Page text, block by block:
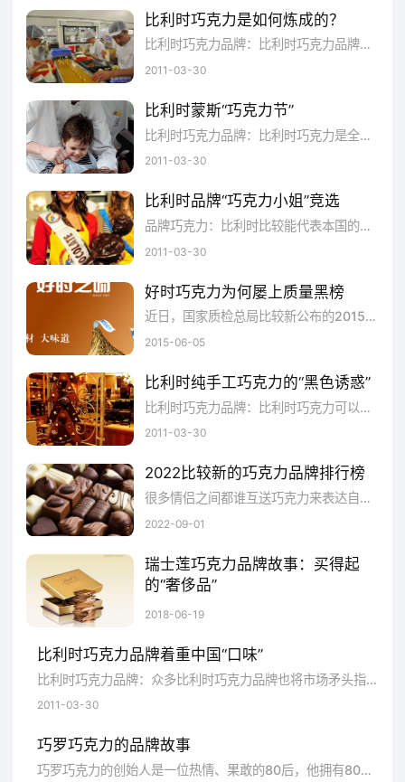
和“可可大道”(COCOA AVENUE)等路牌了，而
且巧克力大道上的128盏路灯，灯罩居然也
是“KISSES”巧克力的形状。还有路边的可可树
丛也非常特别。看到“JAVA” “TRINIDAD”
“CARACAS”等路名你也不要感到奇怪，它们都
是好时在海外的可可豆进口港(JAVA，印尼爪
哇岛;TRINIDAD & TOBAGO，特立尼达多巴
哥;CARACAS，委内瑞拉首都加拉加斯都是世
界上著名的可可产地)。 好时镇拥有3家现代
化的巧克力工厂，是世界上比较大的巧克力产
地。工厂每天24小时不停运转，每天生产的巧
克力仅好时KISSES巧克力一个品种就多达
3300万颗。
Hershey's好时巧克力比较著名的产品“好
时KISSES巧克力”(中文名：好时之吻)是甜蜜的
象征，每一颗都值得用心品味。当那一股香浓
在口中蔓延开时，弥漫，沉醉其中。快乐的感
觉由心而生!把香浓的牛奶与纯正的可可融合，
滴落，变成娇小玲珑的水滴状KISSES。它正似
滴滴美丽活泼的小精灵，带着百年的经典醇
香，跳着不同的舞步，盈盈而来。
通过小编对Hershey's好时巧克力品牌的
KISSES巧克力是甜蜜的象征。
比利时巧克力是如何炼成的？
比利时巧克力品牌：比利时巧克力品牌是享誉全球的巧克力品牌之一，作为巧克力的发源地，它拥有许多独特之处，对于巧克力的制作流程也更加精妙。
2011-03-30
比利时蒙斯“巧克力节”
比利时巧克力品牌：比利时巧克力是全球品牌巧克力业数一数二的，其独特的风味和口感都能让每位品尝者唇齿留香，满嘴浓情
2011-03-30
比利时品牌“巧克力小姐”竞选
品牌巧克力：比利时比较能代表本国的标志之一就是品牌巧克力，可想而知巧克力在他们心中的重要性，而此类相关的活动绝不仅是这一次，让我们共同期待吧。
2011-03-30
好时巧克力为何屡上质量黑榜
近日，国家质检总局比较新公布的2015年3月进境不合格食品、化妆品名单显示，好时巧克力名列其中，此次“上榜”已经是一年之内的第三次。
2015-06-05
比利时纯手工巧克力的“黑色诱惑”
比利时巧克力品牌：比利时巧克力可以说是众巧克力品牌的始祖，无论何种品牌的口味都会让你懂得真正的巧克力就在这里！
2011-03-30
2022比较新的巧克力品牌排行榜
很多情侣之间都谁互送巧克力来表达自己的爱意，那么巧克力有哪些牌子呢？这里精心为您推荐十个巧克力品牌，他们产品质量很好，款式也多样，相信总有一款适合您，一起来了解一下这些品牌吧，主要是这几个：瑞士莲、吉利莲、费列罗、歌帝梵、好时、黛堡嘉莱、M&M's巧克力、多利是、白丽人、乐飞飞等。
2022-09-01
瑞士莲巧克力品牌故事：买得起
的“奢侈品”
2018-06-19
比利时巧克力品牌着重中国“口味”
比利时巧克力品牌：众多比利时巧克力品牌也将市场矛头指向中国，相信到时候大家不用跨出国门就可以品尝到地地道道的正宗巧克力。
2011-03-30
巧罗巧克力的品牌故事
巧罗巧克力的创始人是一位热情、果敢的80后，他拥有80后独有的特质，对梦想怀有某种偏执。认识他的人都很难以将他与富二代联系在一...